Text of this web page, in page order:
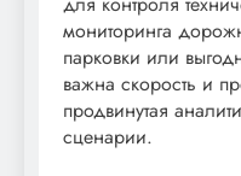
мониторинга
парковки или
важна скорость и
продвинутая
сценарии.